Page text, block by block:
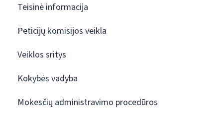
Teisinė informacija
Peticijų komisijos veikla
Veiklos sritys
Kokybės vadyba
Mokesčių administravimo procedūros